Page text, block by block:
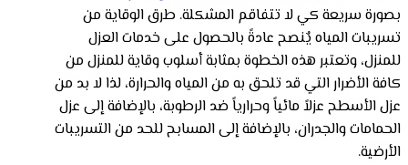
بصورة سريعة كي لا تتفاقم المشكلة. طرق الوقاية من
تسريبات المياه يٌنصح عادةً بالحصول على خدمات العزل
للمنزل، وتعتبر هذه الخطوة بمثابة أسلوب وقاية للمنزل من
كافة الأضرار التي قد تلحق به من المياه والحرارة، لذا لا بد من
عزل الأسطح عزلاً مائياً وحرارياً ضد الرطوبة، بالإضافة إلى عزل
الحمامات والجدران، بالإضافة إلى المسابح للحد من التسريبات
الأرضية.